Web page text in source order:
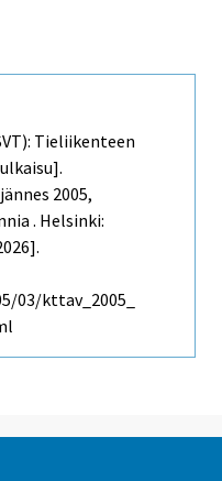
Tieliikenteen
2005,
. Helsinki:
kttav_2005_